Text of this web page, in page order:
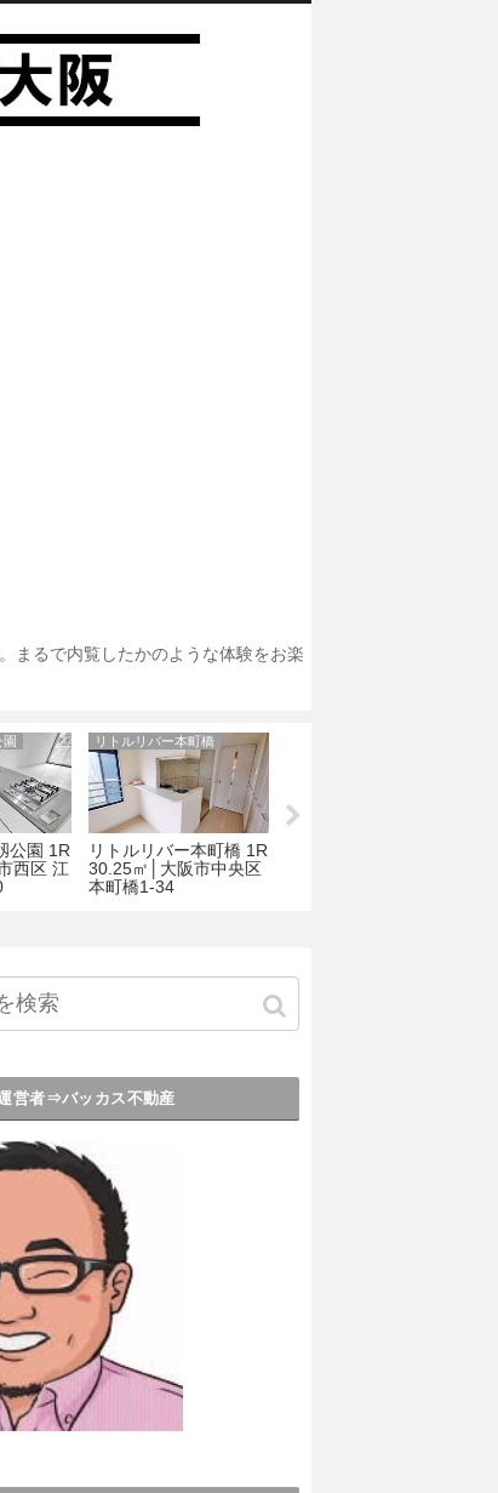
まるで内覧したかのような体験をお楽
公園 1R
西区 江
リトルリバー本町橋
リトルリバー本町橋 1R
30.25㎡│大阪市中央区
本町橋1-34
営者⇒バッカス不動産